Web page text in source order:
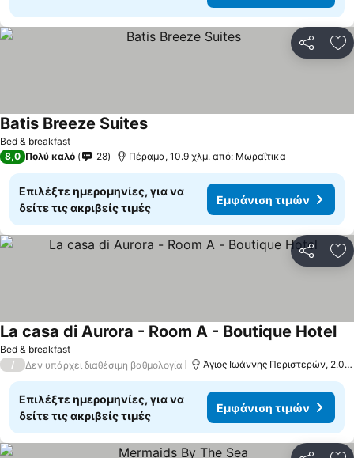
Bed & breakfast
Batis Breeze SuitesΕμφάνιση τιμών
8,0 Πολύ καλό 28 Πέραμα, 10.9 χλμ. από: Μωραΐτικα
Επιλέξτε ημερομηνίες, για να
δείτε τις ακριβείς τιμές
Εμφάνιση τιμών
Bed & breakfast
La casa di Aurora - Room A - Boutique Hotel
/ Δεν υπάρχει διαθέσιμη βαθμολογία Άγιος Ιωάννης Περιστερών, 2.0
Επιλέξτε ημερομηνίες, για να
δείτε τις ακριβείς τιμές
Εμφάνιση τιμών